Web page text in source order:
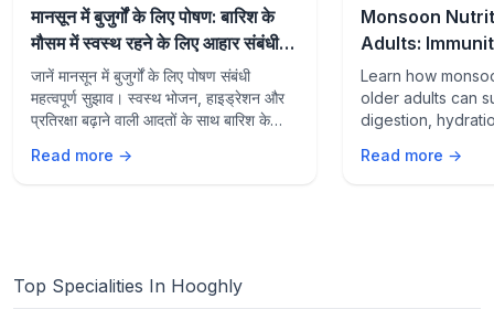
मानसून में बुजुर्गों के लिए पोषण: बारिश के
मौसम में स्वस्थ रहने के लिए आहार संबंधी
सुझाव
जानें मानसून में बुजुर्गों के लिए पोषण संबंधी
महत्वपूर्ण सुझाव। स्वस्थ भोजन, हाइड्रेशन और
प्रतिरक्षा बढ़ाने वाली आदतों के साथ बारिश के
Read more →
Monsoon
Adults:
and Healthy
Learn how
older adults can
digestion,
lifestyle habits
Read more →
Top Specialities In Hooghly